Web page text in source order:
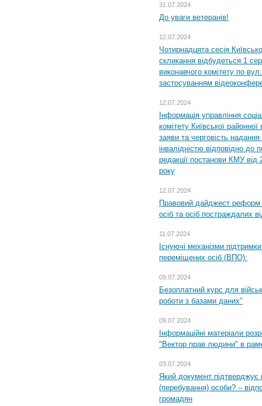
31.07.2024
До уваги ветеранів!
12.07.2024
Чотирнадцята сесія
скликання відбудеться 1
виконавчого комітету по
застосуванням
12.07.2024
Інформація управління
комітету Київської
заяви та черговість надання
інвалідністю відповідно
редакції постанови КМУ
року
12.07.2024
Правовий дайджест реформ
осіб та осіб постраждалих
11.07.2024
Існуючі механізми
переміщених осіб (ВПО):
09.07.2024
Безоплатний курс для
роботи з базами даних"
09.07.2024
Інформаційні матеріали
"Вектор прав людини" в
03.07.2024
Який документ підтверджує
(перебування) особи? –
громадян